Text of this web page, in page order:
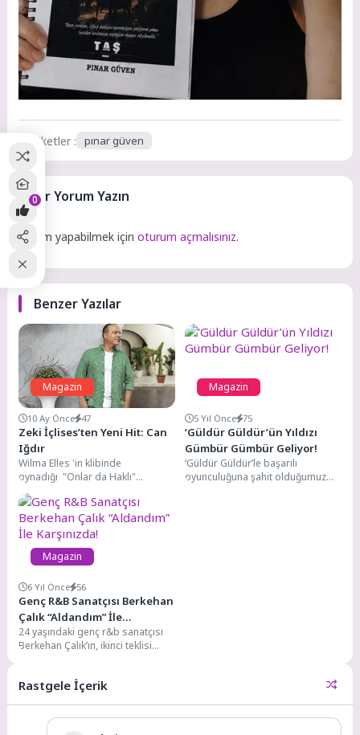
Etiketler : pınar güven
Bir Yorum Yazın
Yorum yapabilmek içinoturum açmalısınız.
Benzer Yazılar
Magazin
10 Ay Önce 47
Zeki İçlises’ten Yeni Hit: Can
Iğdır
Wilma Elles 'in klibinde
oynadığı "Onlar da Haklı"
şarkısıyla büyük beğeni toplayan
Zeki İçlises, şimdi de...
Magazin
5 Yıl Önce 75
‘Güldür Güldür’ün Yıldızı
Gümbür Gümbür Geliyor!
‘Güldür Güldür’le başarılı
oyunculuğuna şahit olduğumuz
Magazin
6 Yıl Önce 56
Genç R&B Sanatçısı Berkehan
Çalık “Aldandım” İle
Karşınızda!
24 yaşındaki genç r&b sanatçısı
Berkehan Çalık’ın, ikinci teklisi
Rastgele İçerik
0